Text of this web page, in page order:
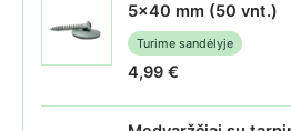
5x40 mm (50 vnt.)
Turime sandėlyje
4,99 €